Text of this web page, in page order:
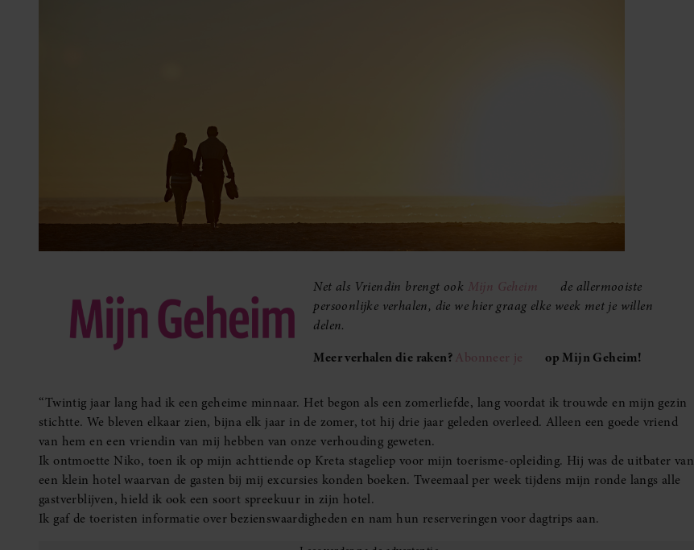
Net als Vriendin brengt ook Mijn Geheim
de allermooiste
persoonlijke verhalen, die we hier graag elke week met je willen
delen.
Meer verhalen die raken?Abonneer je op Mijn Geheim!
‘‘Twintig jaar lang had ik een geheime minnaar. Het begon als een zomerliefde, lang voordat ik trouwde en mijn gezin
stichtte. We bleven elkaar zien, bijna elk jaar in de zomer, tot hij drie jaar geleden overleed. Alleen een goede vriend
van hem en een vriendin van mij hebben van onze verhouding geweten.
Ik ontmoette Niko, toen ik op mijn achttiende op Kreta stageliep voor mijn toerisme-opleiding. Hij was de uitbater van
een klein hotel waarvan de gasten bij mij excursies konden boeken. Tweemaal per week tijdens mijn ronde langs alle
gastverblijven, hield ik ook een soort spreekuur in zijn hotel.
Ik gaf de toeristen informatie over bezienswaardigheden en nam hun reserveringen voor dagtrips aan.